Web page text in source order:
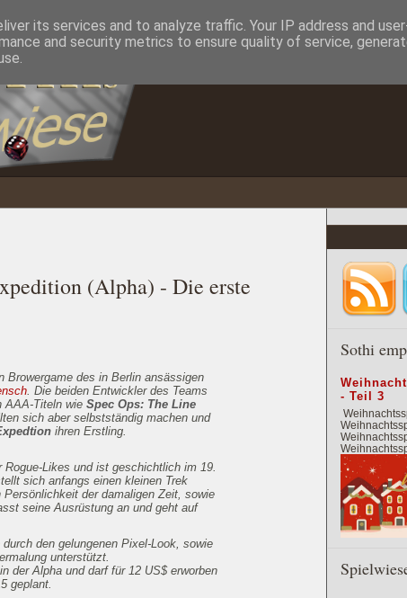
(Alpha) - Die erste
Browergame des in Berlin ansässigen
. Die beiden Entwickler des Teams
AAA-Titeln wie Spec Ops: The Line
sich aber selbstständig machen und
ihren Erstling.
Likes und ist geschichtlich im 19.
sich anfangs einen kleinen Trek
der damaligen Zeit, sowie
seine Ausrüstung an und geht auf
den gelungenen Pixel-Look, sowie
unterstützt.
der Alpha und darf für 12 US$ erworben
geplant.
Sothi
- Teil 3
its services and to analyze traffic. Your IP address and
and security metrics to ensure quality of service,